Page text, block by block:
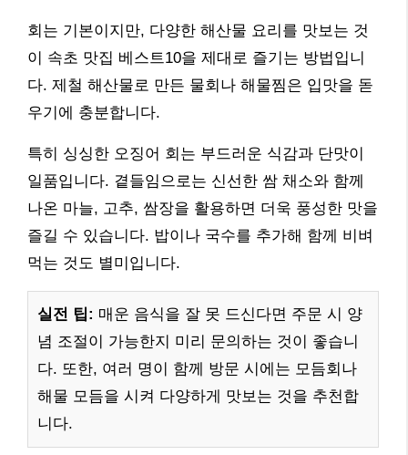
회는 기본이지만, 다양한 해산물 요리를 맛보는 것
이 속초 맛집 베스트10을 제대로 즐기는 방법입니
다. 제철 해산물로 만든 물회나 해물찜은 입맛을 돋
우기에 충분합니다.
특히 싱싱한 오징어 회는 부드러운 식감과 단맛이
일품입니다. 곁들임으로는 신선한 쌈 채소와 함께
나온 마늘, 고추, 쌈장을 활용하면 더욱 풍성한 맛을
즐길 수 있습니다. 밥이나 국수를 추가해 함께 비벼
먹는 것도 별미입니다.
실전 팁: 매운 음식을 잘 못 드신다면 주문 시 양
념 조절이 가능한지 미리 문의하는 것이 좋습니
다. 또한, 여러 명이 함께 방문 시에는 모듬회나
해물 모듬을 시켜 다양하게 맛보는 것을 추천합
니다.